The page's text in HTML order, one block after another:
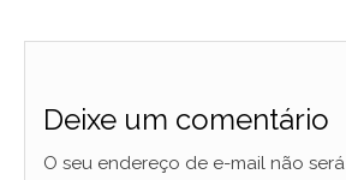
Deixe um comentário
O seu endereço de e-mail não